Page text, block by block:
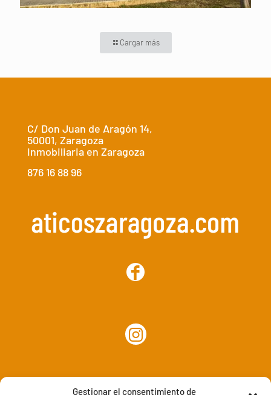
Gestionar el consentimiento de
Cargar más
C/ Don Juan de Aragón 14,
50001, Zaragoza
Inmobiliaria en Zaragoza
876 16 88 96